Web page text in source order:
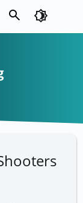
search brightness_4